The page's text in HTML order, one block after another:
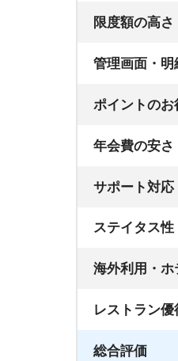
限度額の高さ
管理画面・明
ポイントのお
年会費の安さ
サポート対応
ステイタス性
海外利用・ホ
レストラン優
総合評価